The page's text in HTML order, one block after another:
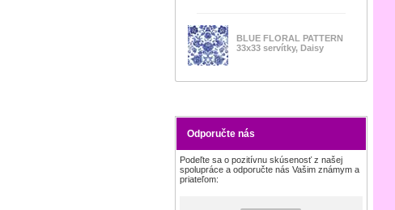
BLUE FLORAL PATTERN
33x33 servítky, Daisy
Odporučte nás
Podeľte sa o pozitívnu skúsenosť z našej
spolupráce a odporučte nás Vašim známym a
priateľom: